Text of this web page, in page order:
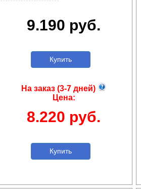
9.190 руб.
Купить
На заказ (3-7 дней)
Цена:
8.220 руб.
Купить